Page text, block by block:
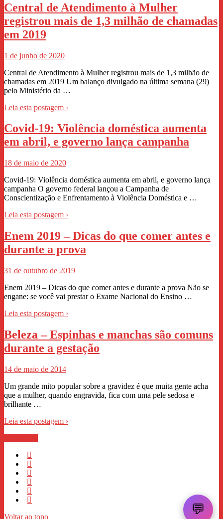
Central de Atendimento à Mulher
registrou mais de 1,3 milhão de chamadas
em 2019
1 de junho de 2020
Central de Atendimento à Mulher registrou mais de 1,3 milhão de
chamadas em 2019 Um balanço divulgado na última semana (29)
pelo Ministério da …
Leia esta postagem ›
Covid-19: Violência doméstica aumenta
em abril, e governo lança campanha
18 de maio de 2020
Covid-19: Violência doméstica aumenta em abril, e governo lança
campanha O governo federal lançou a Campanha de
Conscientização e Enfrentamento à Violência Doméstica e …
Leia esta postagem ›
Enem 2019 – Dicas do que comer antes e
durante a prova
31 de outubro de 2019
Enem 2019 – Dicas do que comer antes e durante a prova Não se
engane: se você vai prestar o Exame Nacional do Ensino …
Leia esta postagem ›
Beleza – Espinhas e manchas são comuns
durante a gestação
14 de maio de 2014
Um grande mito popular sobre a gravidez é que muita gente acha
que a mulher, quando engravida, fica com uma pele sedosa e
brilhante …
Leia esta postagem ›
💬
Voltar ao topo